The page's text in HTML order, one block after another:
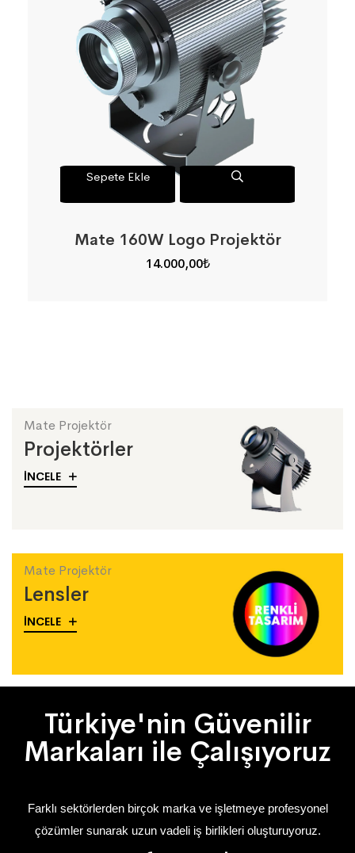
Sepete Ekle
Mate 160W Logo Projektör
14.000,00₺
Mate Projektör
Projektörler
İNCELE
Mate Projektör
Lensler
İNCELE
Türkiye'nin Güvenilir
Markaları ile Çalışıyoruz
Farklı sektörlerden birçok marka ve işletmeye profesyonel
çözümler sunarak uzun vadeli iş birlikleri oluşturuyoruz.